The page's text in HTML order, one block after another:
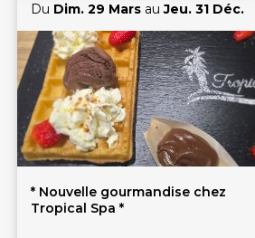
Du Dim. 29 Mars auJeu. 31 Déc.
* Nouvelle gourmandise chez
Tropical Spa *